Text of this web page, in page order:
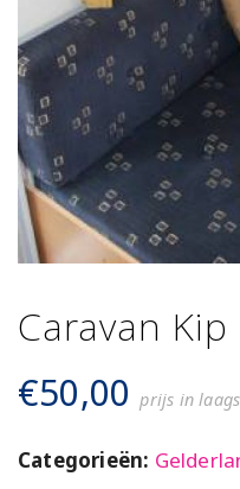
Caravan Kip
€50,00 prijs in
Categorieën: